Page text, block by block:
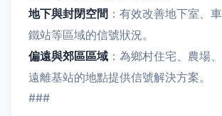
地下與封閉空間 ：有效改善地下室、
鐵站等區域的信號狀況。
偏遠與郊區區域 ：為鄉村住宅、農場
遠離基站的地點提供信號解決方案。
###